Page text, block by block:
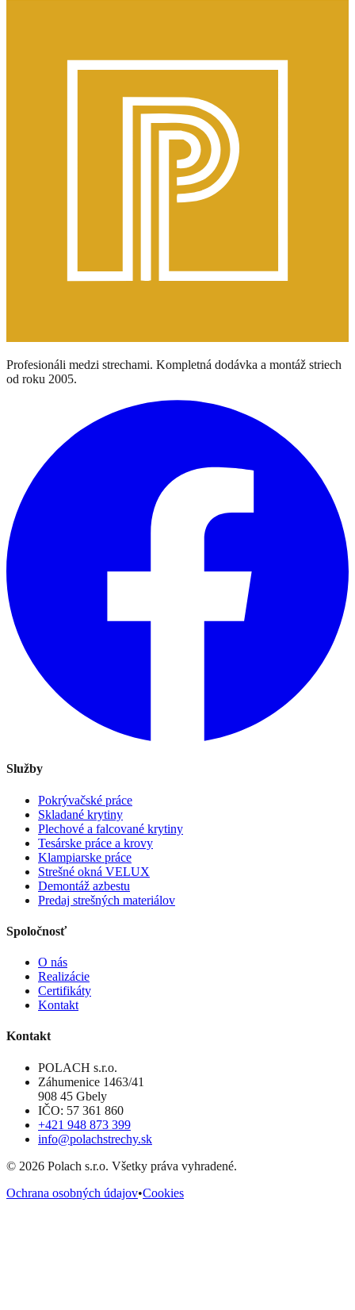
Profesionáli medzi strechami. Kompletná dodávka a montáž striech
od roku 2005.
Služby
Pokrývačské práce
Skladané krytiny
Plechové a falcované krytiny
Tesárske práce a krovy
Klampiarske práce
Strešné okná VELUX
Demontáž azbestu
Predaj strešných materiálov
Spoločnosť
O nás
Realizácie
Certifikáty
Kontakt
Kontakt
POLACH s.r.o.
Záhumenice 1463/41
908 45 Gbely
IČO: 57 361 860
+421 948 873 399
info@polachstrechy.sk
© 2026 Polach s.r.o. Všetky práva vyhradené.
Ochrana osobných údajov•Cookies